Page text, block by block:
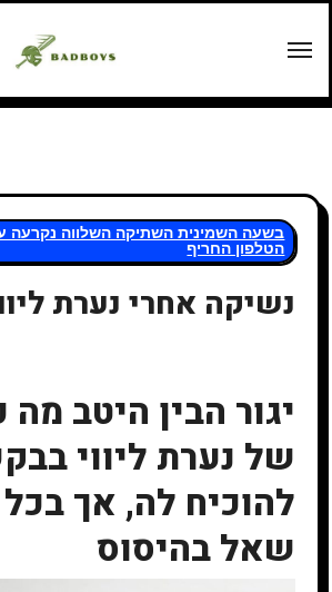
בשעה השמינית השתיקה השלווה נקרעה
הטלפון החריף
נשיקה אחרי נערת
יגור הבין היטב מה
של נערת ליווי
להוכיח לה, אך
שאל בהיסוס